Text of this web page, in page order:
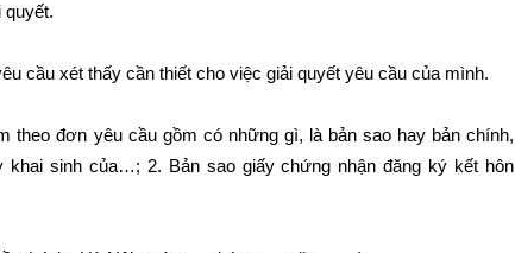
quyết.
cầu xét thấy cần thiết cho việc giải quyết yêu cầu của mình.
theo đơn yêu cầu gồm có những gì, là bản sao hay bản chính,
sinh của…; 2. Bản sao giấy chứng nhận đăng ký kết hôn